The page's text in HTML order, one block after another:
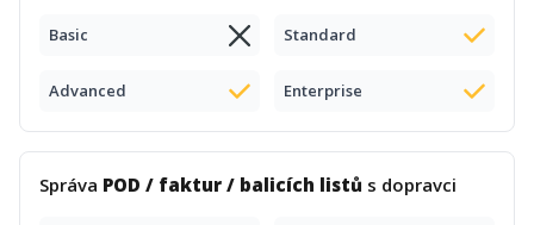
Basic Standard
Advanced Enterprise
Správa POD / faktur / balicích listů s dopravci